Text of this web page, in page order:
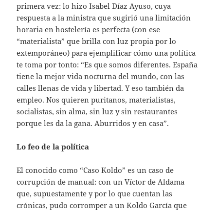
primera vez: lo hizo Isabel Díaz Ayuso, cuya
respuesta a la ministra que sugirió una limitación
horaria en hostelería es perfecta (con ese
“materialista” que brilla con luz propia por lo
extemporáneo) para ejemplificar cómo una política
te toma por tonto: “Es que somos diferentes. España
tiene la mejor vida nocturna del mundo, con las
calles llenas de vida y libertad. Y eso también da
empleo. Nos quieren puritanos, materialistas,
socialistas, sin alma, sin luz y sin restaurantes
porque les da la gana. Aburridos y en casa”.
Lo feo de la política
El conocido como “Caso Koldo” es un caso de
corrupción de manual: con un Víctor de Aldama
que, supuestamente y por lo que cuentan las
crónicas, pudo corromper a un Koldo García que